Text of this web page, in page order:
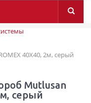
40X40, 2м, серый
Mutlusan
серый